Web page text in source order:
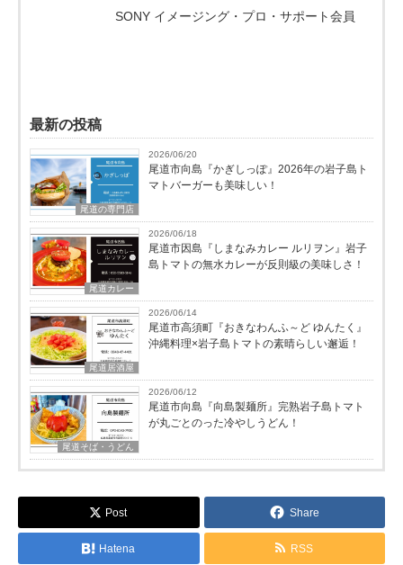
SONY イメージング・プロ・サポート会員
最新の投稿
尾道の専門店
2026/06/20
尾道市向島『かぎしっぽ』2026年の岩子島ト
マトバーガーも美味しい！
尾道カレー
2026/06/18
尾道市因島『しまなみカレー ルリヲン』岩子
島トマトの無水カレーが反則級の美味しさ！
尾道居酒屋
2026/06/14
尾道市高須町『おきなわんふ～ど ゆんたく』
沖縄料理×岩子島トマトの素晴らしい邂逅！
尾道そば・うどん
2026/06/12
尾道市向島『向島製麺所』完熟岩子島トマト
が丸ごとのった冷やしうどん！
Post Share
Hatena RSS